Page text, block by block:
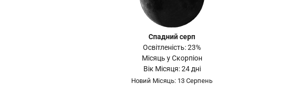
Спадний серп
Освітленість: 23%
Місяць у Скорпіон
Вік Місяця: 24 дні
Новий Місяць: 13 Серпень